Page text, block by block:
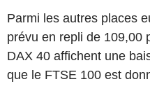
Parmi les autres places
prévu en repli de 109,00
DAX 40 affichent une
que le FTSE 100 est